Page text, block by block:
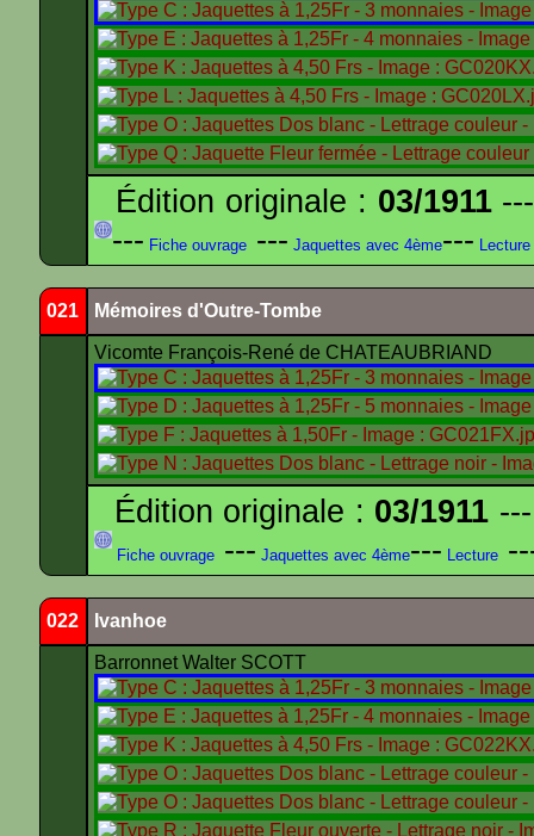
Édition originale : 03/1911
--- Fiche ouvrage --- Jaquettes avec 4ème--- Lecture
021 Mémoires d'Outre-Tombe
Vicomte François-René de CHATEAUBRIAND
Édition originale : 03/1911
Fiche ouvrage --- Jaquettes avec 4ème--- Lecture
022 Ivanhoe
Barronnet Walter SCOTT